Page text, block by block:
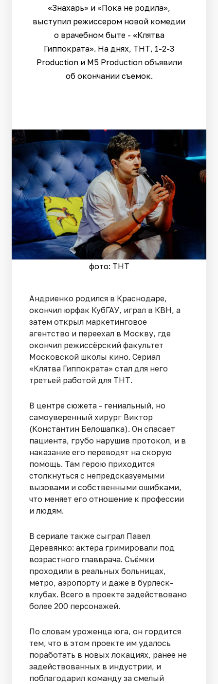
«Знахарь» и «Пока не родила»,
выступил режиссером новой комедии
о врачебном быте - «Клятва
Гиппократа». На днях, ТНТ, 1-2-3
Production и M5 Production объявили
об окончании съемок.
фото: ТНТ
Андриенко родился в Краснодаре,
окончил юрфак КубГАУ, играл в КВН, а
затем открыл маркетинговое
агентство и переехал в Москву, где
окончил режиссёрский факультет
Московской школы кино. Сериал
«Клятва Гиппократа» стал для него
третьей работой для ТНТ.
В центре сюжета - гениальный, но
самоуверенный хирург Виктор
(Константин Белошапка). Он спасает
пациента, грубо нарушив протокол, и в
наказание его переводят на скорую
помощь. Там герою приходится
столкнуться с непредсказуемыми
вызовами и собственными ошибками,
что меняет его отношение к профессии
и людям.
В сериале также сыграл Павел
Деревянко: актера гримировали под
возрастного главврача. Съёмки
проходили в реальных больницах,
метро, аэропорту и даже в бурлеск-
клубах. Всего в проекте задействовано
более 200 персонажей.
По словам уроженца юга, он гордится
тем, что в этом проекте им удалось
поработать в новых локациях, ранее не
задействованных в индустрии, и
поблагодарил команду за смелый